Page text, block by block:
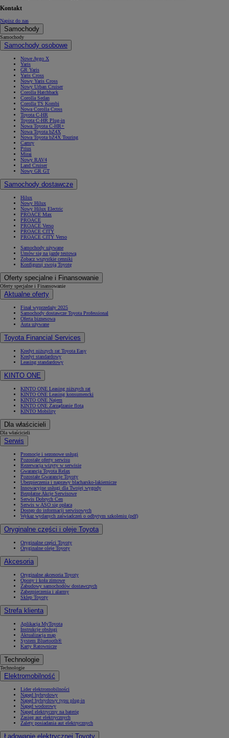
Kontakt
Napisz do nas
Samochody
Samochody
Samochody osobowe
Nowe Aygo X
Yaris
GR Yaris
Yaris Cross
Nowy Yaris Cross
Nowy Urban Cruiser
Corolla Hatchback
Corolla Sedan
Corolla TS Kombi
Nowa Corolla Cross
Toyota C-HR
Toyota C-HR Plug-in
Nowa Toyota C-HR+
Nowa Toyota bZ4X
Nowa Toyota bZ4X Touring
Camry
Prius
Mirai
Nowy RAV4
Land Cruiser
Nowy GR GT
Samochody dostawcze
Hilux
Nowy Hilux
Nowy Hilux Electric
PROACE Max
PROACE
PROACE Verso
PROACE CITY
PROACE CITY Verso
Samochody używane
Umów się na jazdę testową
Zobacz wszystkie cenniki
Konfiguruj swoją Toyotę
Oferty specjalne i Finansowanie
Oferty specjalne i Finansowanie
Aktualne oferty
Finał wyprzedaży 2025
Samochody dostawcze Toyota Professional
Oferta biznesowa
Auta używane
Toyota Financial Services
Kredyt niższych rat Toyota Easy
Kredyt standardowy
Leasing standardowy
KINTO ONE
KINTO ONE Leasing niższych rat
KINTO ONE Leasing konsumencki
KINTO ONE Najem
KINTO ONE Zarządzanie flotą
KINTO Mobility
Dla właścicieli
Dla właścicieli
Serwis
Promocje i sezonowe usługi
Pozostałe oferty serwisu
Rezerwacja wizyty w serwisie
Gwarancja Toyota Relax
Pozostałe Gwarancje Toyoty
Ubezpieczenia i naprawy blacharsko-lakiernicze
Innowacyjne usługi dla Twojej wygody
Bezpłatne Akcje Serwisowe
Serwis Dobrych Cen
Serwis w ASO się opłaca
Dostęp do informacji serwisowych
Wykaz wydanych zaświadczeń o odbytym szkoleniu (pdf)
Oryginalne części i oleje Toyota
Oryginalne części Toyoty
Oryginalne oleje Toyoty
Akcesoria
Oryginalne akcesoria Toyoty
Opony i koła zimowe
Zabudowy samochodów dostawczych
Zabezpieczenia i alarmy
Sklep Toyoty
Strefa klienta
Aplikacja MyToyota
Instrukcje obsługi
Aktualizacja map
System Bluetooth®
Karty Ratownicze
Technologie
Technologie
Elektromobilność
Lider elektromobilności
Napęd hybrydowy
Napęd hybrydowy typu plug-in
Napęd wodorowy
Napęd elektryczny na baterię
Zasięg aut elektrycznych
Zalety posiadania aut elektrycznych
Ładowanie elektrycznej Toyoty